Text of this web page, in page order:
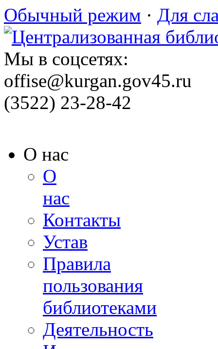
Обычный режим · Для
Мы в соцсетях:
offise@kurgan.gov45.ru
(3522) 23-28-42
О нас
О
нас
Контакты
Устав
Правила
пользования
библиотеками
Деятельность